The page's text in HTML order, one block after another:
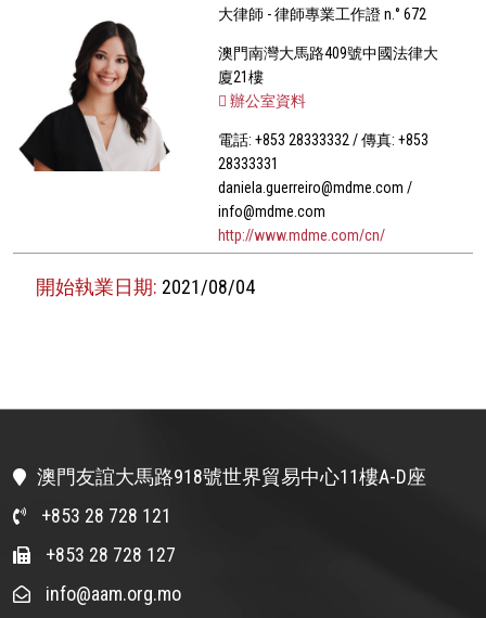
大律師 - 律師專業工作證 n.° 672
澳門南灣大馬路409號中國法律大
廈21樓
辦公室資料
電話: +853 28333332 / 傳真: +853
28333331
daniela.guerreiro@mdme.com /
info@mdme.com
http://www.mdme.com/cn/
開始執業日期: 2021/08/04
澳門友誼大馬路918號世界貿易中心11樓A-D座
+853 28 728 121
+853 28 728 127
info@aam.org.mo